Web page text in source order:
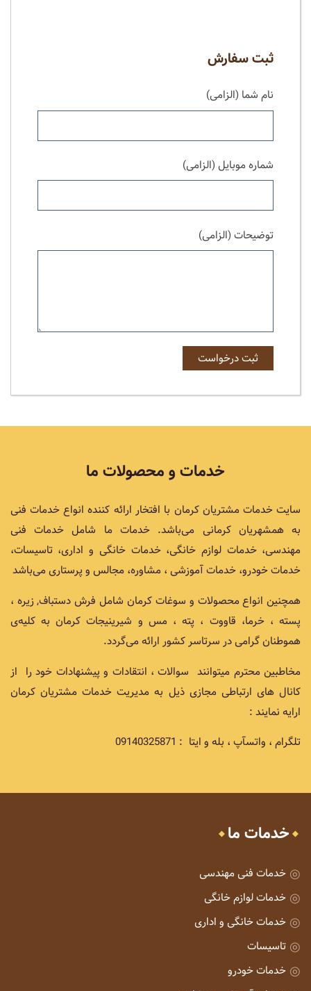
ثبت سفارش
نام شما (الزامی)
شماره موبایل (الزامی)
توضیحات (الزامی)
خدمات و محصولات ما
سایت خدمات مشتریان کرمان با افتخار ارائه کننده انواع خدمات فنی
به همشهریان کرمانی می‌باشد. خدمات ما شامل خدمات فنی
مهندسی، خدمات لوازم خانگی، خدمات خانگی و اداری، تاسیسات،
خدمات خودرو، خدمات آموزشی ، مشاوره، مجالس و پرستاری می‌باشد
همچنین انواع محصولات و سوغات کرمان شامل فرش دستباف, زیره ،
پسته ، خرما، قاووت ، پته ، مس و شیرینیجات کرمان به کلیه‌ی
هموطنان گرامی در سرتاسر کشور ارائه می‌گردد.
مخاطبین محترم میتوانند سوالات ، انتقادات و پیشنهادات خود را از
کانال های ارتباطی مجازی ذیل به مدیریت خدمات مشتریان کرمان
ارایه نمایند :
تلگرام ، واتسآپ ، بله و ایتا : 09140325871
خدمات ما
خدمات فنی مهندسی
خدمات لوازم خانگی
خدمات خانگی و اداری
تاسیسات
خدمات خودرو